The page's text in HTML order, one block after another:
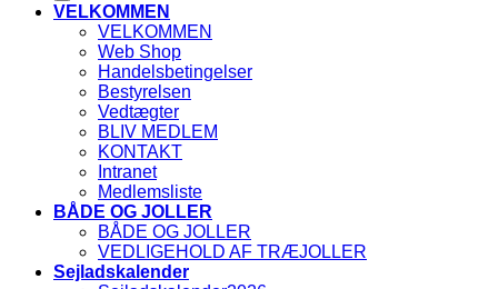
VELKOMMEN
VELKOMMEN
Web Shop
Handelsbetingelser
Bestyrelsen
Vedtægter
BLIV MEDLEM
KONTAKT
Intranet
Medlemsliste
BÅDE OG JOLLER
BÅDE OG JOLLER
VEDLIGEHOLD AF TRÆJOLLER
Sejladskalender